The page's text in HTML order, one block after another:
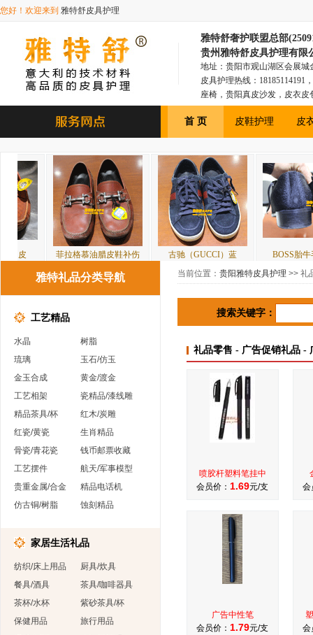
您好！欢迎来到 雅特舒皮具护理
雅特舒奢护联盟总部
贵州雅特舒皮具护理有限
地址：贵阳市观山湖区会展城
皮具护理热线：18185114191
座椅，贵阳真皮沙发，皮衣
具，贵阳皮衣皮包，贵阳汽
首 页 皮鞋护理 皮
菲拉格慕油腊皮鞋补伤 古驰（GUCCI）蓝 BOSS胎牛毛皮鞋磨
雅特礼品分类导航
工艺精品
水晶
树脂
琉璃
玉石/仿玉
金玉合成
黄金/渡金
工艺相架
瓷精品/漆线雕
精品茶具/杯
红木/炭雕
红瓷/黄瓷
生肖精品
骨瓷/青花瓷
钱币邮票收藏
工艺摆件
航天/军事模型
贵重金属/合金
精品电话机
仿古铜/树脂
蚀刻精品
家居生活礼品
纺织/床上用品
厨具/炊具
餐具/酒具
茶具/咖啡器具
茶杯/水杯
紫砂茶具/杯
保健用品
旅行用品
当前位置： 贵阳雅特皮具护理 >> 礼
搜索关键字：
礼品零售 - 广告促销礼品 -
喷胶杆塑料笔挂中
会员价： 1.69元/支
会
广告中性笔
会员价： 1.79元/支
会